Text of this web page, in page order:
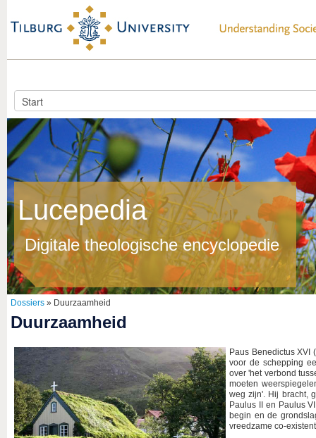
Lucepedia
Digitale theologische encyclopedie
Dossiers » Duurzaamheid
Duurzaamheid
Paus Benedictus XVI
voor de schepping
over 'het verbond
moeten
weg zijn'. Hij bracht,
Paulus II en Paulus
begin en de
vreedzame co-